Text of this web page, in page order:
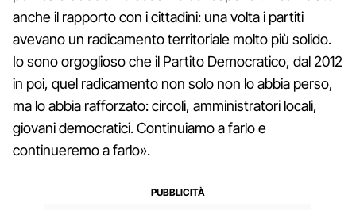
anche il rapporto con i cittadini: una volta i partiti
avevano un radicamento territoriale molto più solido.
Io sono orgoglioso che il Partito Democratico, dal 2012
in poi, quel radicamento non solo non lo abbia perso,
ma lo abbia rafforzato: circoli, amministratori locali,
giovani democratici. Continuiamo a farlo e
continueremo a farlo».